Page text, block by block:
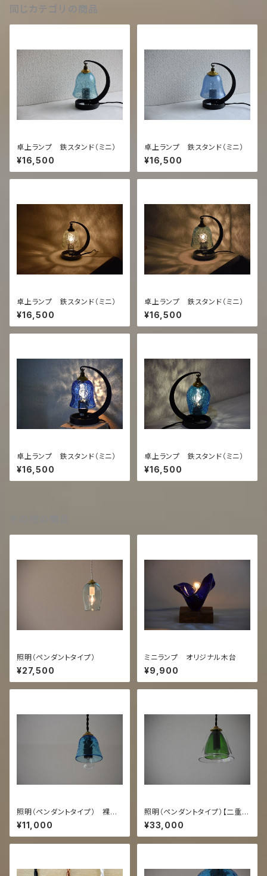
同じカテゴリの商品
卓上ランプ 鉄スタンド（ミニ）
¥16,500
卓上ランプ 鉄スタンド（ミニ）
¥16,500
卓上ランプ 鉄スタンド（ミニ）
¥16,500
卓上ランプ 鉄スタンド（ミニ）
¥16,500
卓上ランプ 鉄スタンド（ミニ）
¥16,500
卓上ランプ 鉄スタンド（ミニ）
¥16,500
照明（ペンダントタイプ）
¥27,500
ミニランプ オリジナル木台
¥9,900
照明（ペンダントタイプ） 裸電
球シリーズ
¥11,000
照明（ペンダントタイプ）【二重
透/緑】
¥33,000